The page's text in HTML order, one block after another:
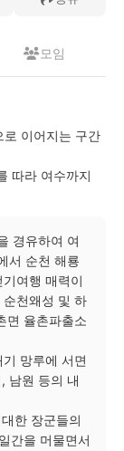
모임
이어지는 구간
따라 여수까지
경유하여 여
서 순천 해룡
여행 매력이
천왜성 및 하
면 율촌파출소
망루에 서면
남원 등의 내
한 장군들의
간을 머물면서